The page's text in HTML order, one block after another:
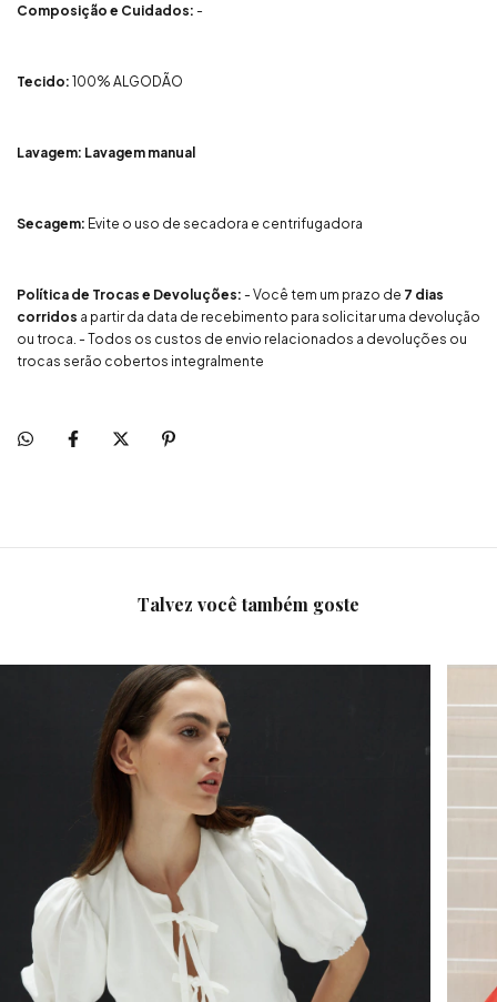
Composição e Cuidados: -
Tecido: 100% ALGODÃO
Lavagem: Lavagem manual
Secagem: Evite o uso de secadora e centrifugadora
Política de Trocas e Devoluções: - Você tem um prazo de 7 dias
corridos a partir da data de recebimento para solicitar uma devolução
ou troca. - Todos os custos de envio relacionados a devoluções ou
trocas serão cobertos integralmente
Talvez você também goste